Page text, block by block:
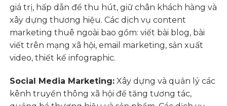
giá trị, hấp dẫn để thu hút, giữ chân khách hàng và
xây dựng thương hiệu. Các dịch vụ content
marketing thuê ngoài bao gồm: viết bài blog, bài
viết trên mạng xã hội, email marketing, sản xuất
video, thiết kế infographic.
Social Media Marketing: Xây dựng và quản lý các
kênh truyền thông xã hội để tăng tương tác,